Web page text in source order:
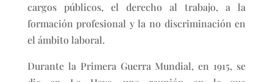
cargos públicos, el derecho al trabajo, a la
formación profesional y la no discriminación en
el ámbito laboral.
Durante la Primera Guerra Mundial, en 1915, se